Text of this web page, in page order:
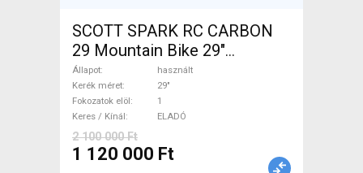
SCOTT SPARK RC CARBON
29 Mountain Bike 29"
össztelós / fully használt
ELADÓ
Állapot
használt
Kerék méret
29"
Fokozatok elöl
1
Keres / Kínál
ELADÓ
2 100 000 Ft
1 120 000 Ft